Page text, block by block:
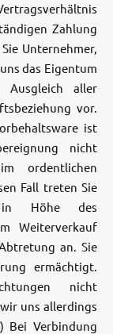
Zahlung
Unternehmer,
das Eigentum
aller
vor.
ist
nicht
ordentlichen
Fall treten Sie
Höhe des
Weiterverkauf
an. Sie
ermächtigt.
nicht
uns allerdings
Bei Verbindung